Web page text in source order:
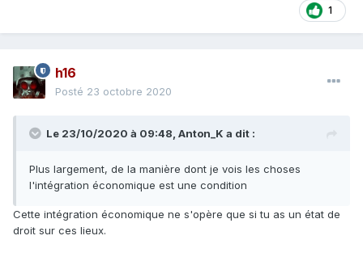
1
h16
Posté 23 octobre 2020
Le 23/10/2020 à 09:48, Anton_K a dit :
Plus largement, de la manière dont je vois les choses
l'intégration économique est une condition
Cette intégration économique ne s'opère que si tu as un état de
droit sur ces lieux.